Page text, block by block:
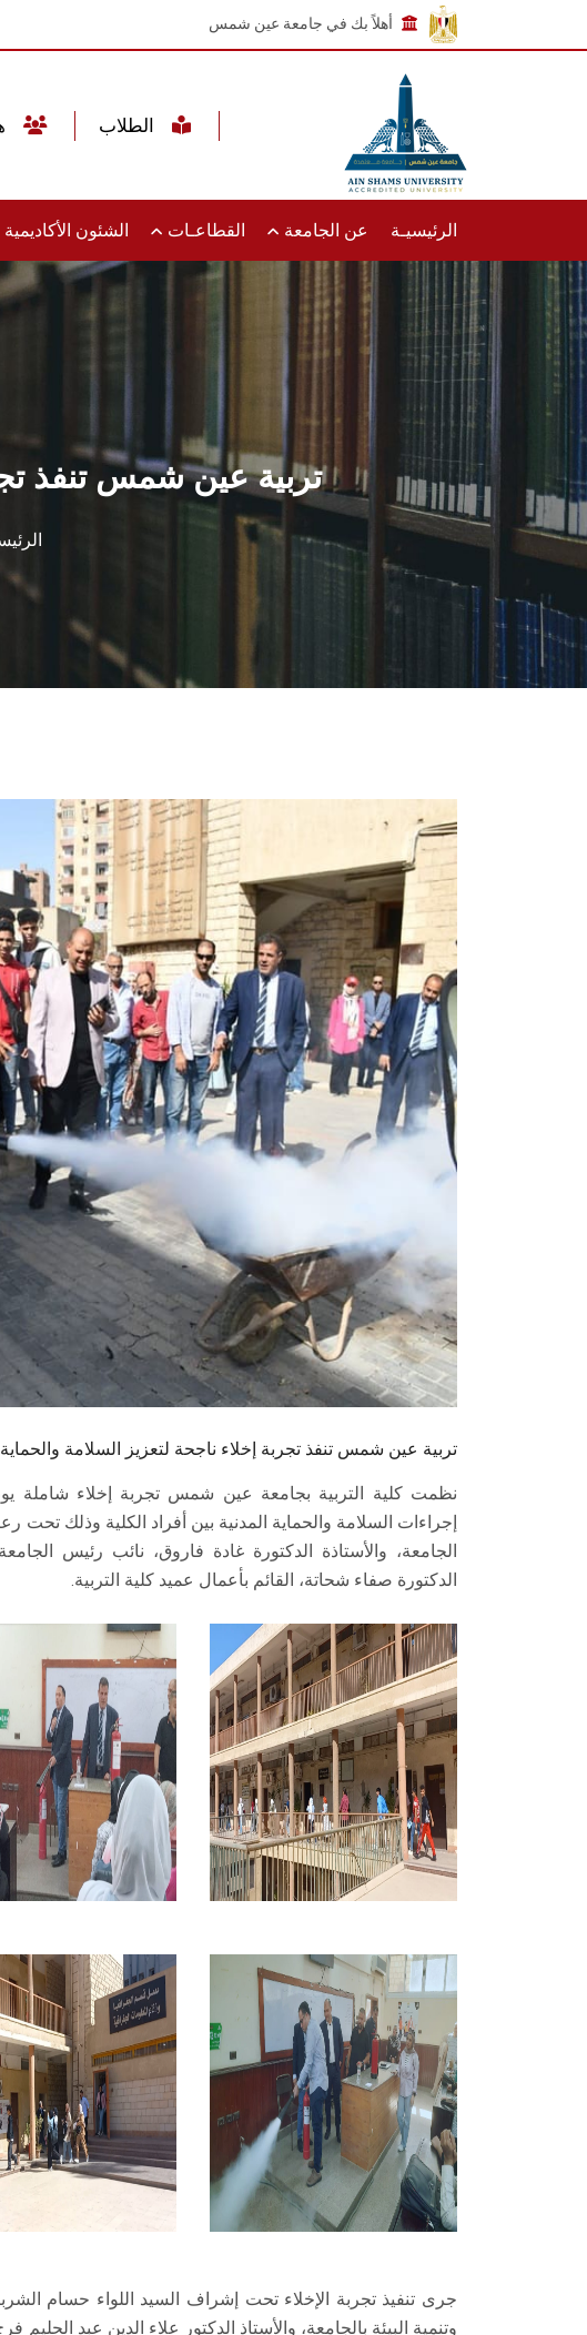
أهلاً بك في جامعة عين شمس
الرئيسيـة عن الجامعة القطاعـات الشئون الأكاديمية
تربية عين شمس تنفذ
تربية عين شمس تنفذ تجربة إخلاء ناجحة لتعزيز السلامة والحماية
إجراءات السلامة والحماية المدنية بين أفراد الكلية وذلك تحت
الجامعة، والأستاذة الدكتورة غادة فاروق، نائب رئيس
الدكتورة صفاء شحاتة، القائم بأعمال عميد كلية التربية.
جرى تنفيذ تجربة الإخلاء تحت إشراف السيد اللواء حسام
وتنمية البيئة بالجامعة، والأستاذ الدكتور علاء الدين عبد